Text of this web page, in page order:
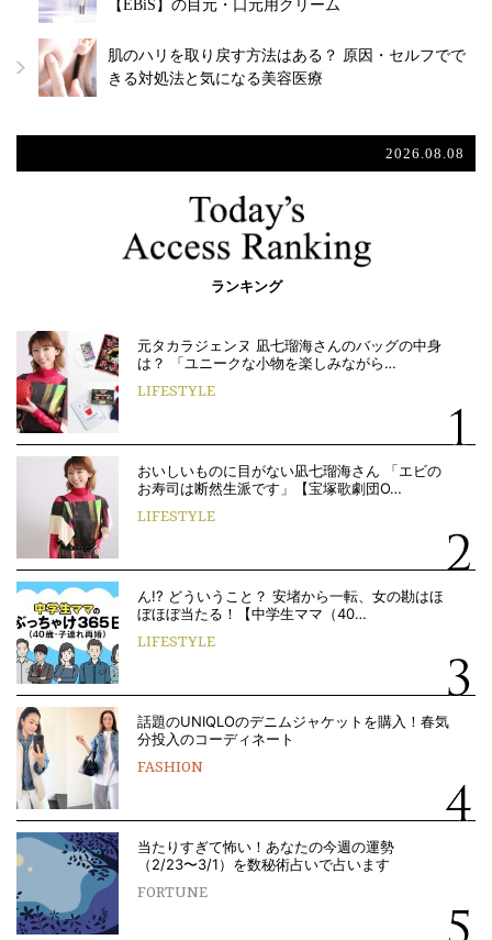
【EBiS】の目元・口元用クリーム
肌のハリを取り戻す方法はある？ 原因・セルフでで
きる対処法と気になる美容医療
2026.08.08
ランキング
元タカラジェンヌ 凪七瑠海さんのバッグの中身
は？ 「ユニークな小物を楽しみながら…
LIFESTYLE
おいしいものに目がない凪七瑠海さん 「エビの
お寿司は断然生派です」【宝塚歌劇団O…
LIFESTYLE
ん!? どういうこと？ 安堵から一転、女の勘はほ
ぼほぼ当たる！【中学生ママ（40…
LIFESTYLE
話題のUNIQLOのデニムジャケットを購入！春気
分投入のコーディネート
FASHION
当たりすぎて怖い！あなたの今週の運勢
（2/23〜3/1）を数秘術占いで占います
FORTUNE